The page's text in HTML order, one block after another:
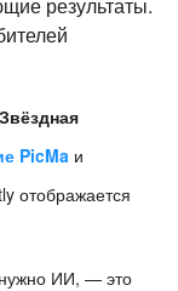
PicMa и
отображается
ИИ, — это